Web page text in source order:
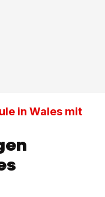
in Wales mit